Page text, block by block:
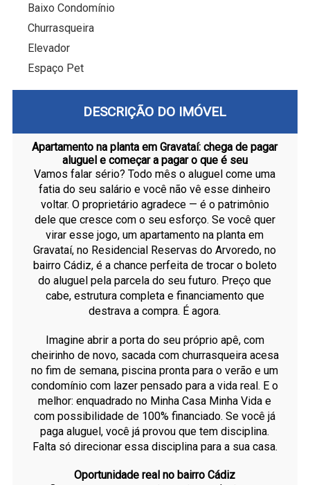
Baixo Condomínio
Churrasqueira
Elevador
Espaço Pet
DESCRIÇÃO DO IMÓVEL
Apartamento na planta em Gravataí: chega de pagar
aluguel e começar a pagar o que é seu
Vamos falar sério? Todo mês o aluguel come uma
fatia do seu salário e você não vê esse dinheiro
voltar. O proprietário agradece — é o patrimônio
dele que cresce com o seu esforço. Se você quer
virar esse jogo, um apartamento na planta em
Gravataí, no Residencial Reservas do Arvoredo, no
bairro Cádiz, é a chance perfeita de trocar o boleto
do aluguel pela parcela do seu futuro. Preço que
cabe, estrutura completa e financiamento que
destrava a compra. É agora.
Imagine abrir a porta do seu próprio apê, com
cheirinho de novo, sacada com churrasqueira acesa
no fim de semana, piscina pronta para o verão e um
condomínio com lazer pensado para a vida real. E o
melhor: enquadrado no Minha Casa Minha Vida e
com possibilidade de 100% financiado. Se você já
paga aluguel, você já provou que tem disciplina.
Falta só direcionar essa disciplina para a sua casa.
Oportunidade real no bairro Cádiz